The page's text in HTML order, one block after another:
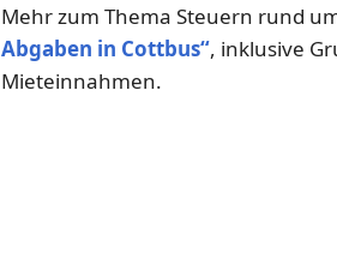
Mehr zum Thema Steuern rund
Abgaben in Cottbus“, inklusive
Mieteinnahmen.